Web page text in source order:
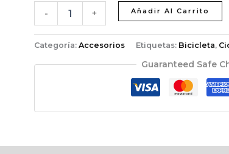
-
+ Añadir Al Carrito
Categoría: Accesorios Etiquetas: Bicicleta,
Guaranteed Safe